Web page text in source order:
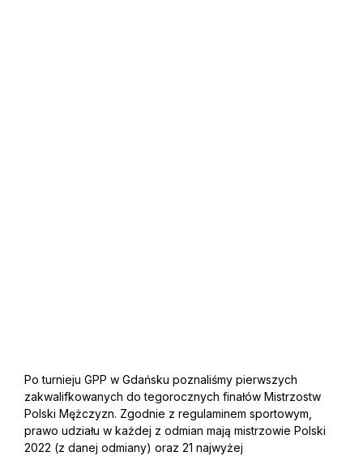
Po turnieju GPP w Gdańsku poznaliśmy pierwszych
zakwalifkowanych do tegorocznych finałów Mistrzostw
Polski Mężczyzn. Zgodnie z regulaminem sportowym,
prawo udziału w każdej z odmian mają mistrzowie Polski
2022 (z danej odmiany) oraz 21 najwyżej